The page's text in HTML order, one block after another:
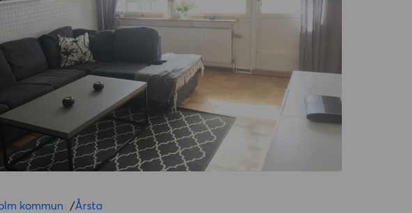
kommun /Årsta